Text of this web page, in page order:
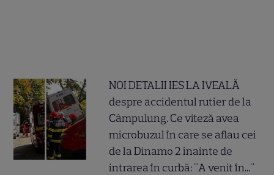
NOI DETALII IES LA IVEALĂ
despre accidentul rutier de la
Câmpulung. Ce viteză avea
microbuzul în care se aflau cei
de la Dinamo 2 înainte de
intrarea în curbă: "A venit în..."